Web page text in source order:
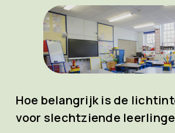
Hoe belangrijk is de
voor slechtziende